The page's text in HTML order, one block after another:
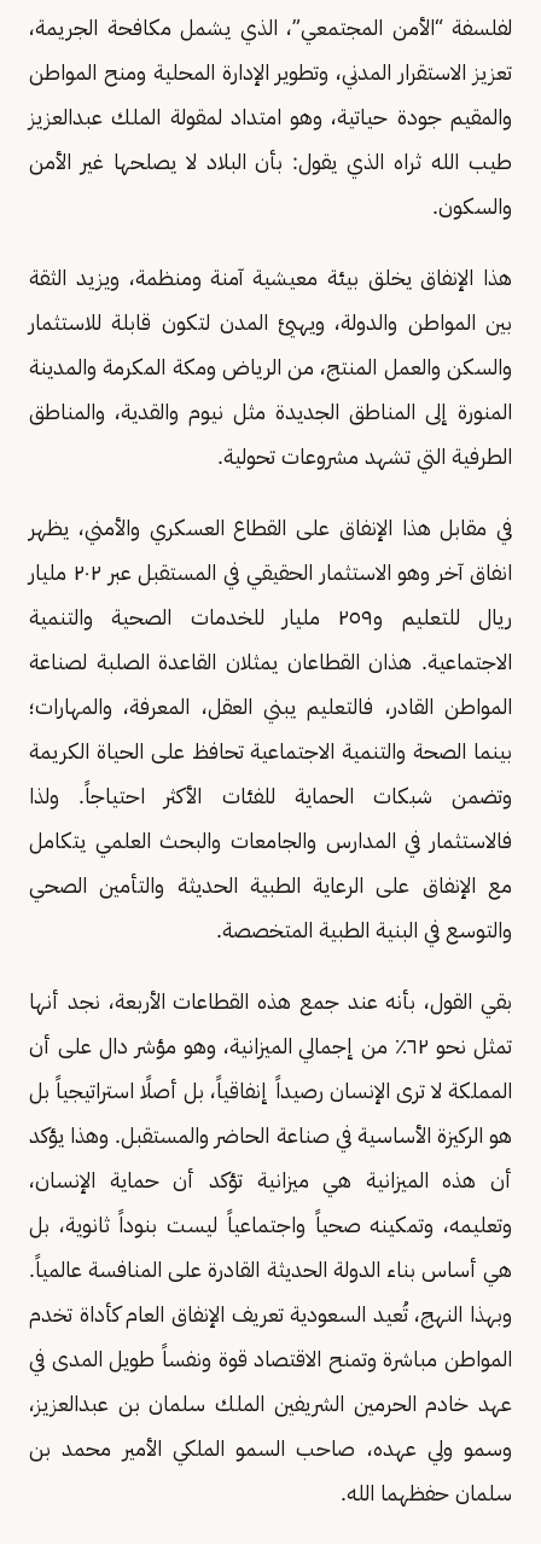
لفلسفة “الأمن المجتمعي”، الذي يشمل مكافحة الجريمة،
تعزيز الاستقرار المدني، وتطوير الإدارة المحلية ومنح المواطن
والمقيم جودة حياتية، وهو امتداد لمقولة الملك عبدالعزيز
طيب الله ثراه الذي يقول: بأن البلاد لا يصلحها غير الأمن
والسكون.
هذا الإنفاق يخلق بيئة معيشية آمنة ومنظمة، ويزيد الثقة
بين المواطن والدولة، ويهيئ المدن لتكون قابلة للاستثمار
والسكن والعمل المنتج، من الرياض ومكة المكرمة والمدينة
المنورة إلى المناطق الجديدة مثل نيوم والقدية، والمناطق
الطرفية التي تشهد مشروعات تحولية.
في مقابل هذا الإنفاق على القطاع العسكري والأمني، يظهر
انفاق آخر وهو الاستثمار الحقيقي في المستقبل عبر ٢٠٢ مليار
ريال للتعليم و٢٥٩ مليار للخدمات الصحية والتنمية
الاجتماعية. هذان القطاعان يمثلان القاعدة الصلبة لصناعة
المواطن القادر، فالتعليم يبني العقل، المعرفة، والمهارات؛
بينما الصحة والتنمية الاجتماعية تحافظ على الحياة الكريمة
وتضمن شبكات الحماية للفئات الأكثر احتياجاً. ولذا
فالاستثمار في المدارس والجامعات والبحث العلمي يتكامل
مع الإنفاق على الرعاية الطبية الحديثة والتأمين الصحي
والتوسع في البنية الطبية المتخصصة.
بقي القول، بأنه عند جمع هذه القطاعات الأربعة، نجد أنها
تمثل نحو ٦٢٪ من إجمالي الميزانية، وهو مؤشر دال على أن
المملكة لا ترى الإنسان رصيداً إنفاقياً، بل أصلًا استراتيجياً بل
هو الركيزة الأساسية في صناعة الحاضر والمستقبل. وهذا يؤكد
أن هذه الميزانية هي ميزانية تؤكد أن حماية الإنسان،
وتعليمه، وتمكينه صحياً واجتماعياً ليست بنوداً ثانوية، بل
هي أساس بناء الدولة الحديثة القادرة على المنافسة عالمياً.
وبهذا النهج، تُعيد السعودية تعريف الإنفاق العام كأداة تخدم
المواطن مباشرة وتمنح الاقتصاد قوة ونفساً طويل المدى في
عهد خادم الحرمين الشريفين الملك سلمان بن عبدالعزيز،
وسمو ولي عهده، صاحب السمو الملكي الأمير محمد بن
سلمان حفظهما الله.